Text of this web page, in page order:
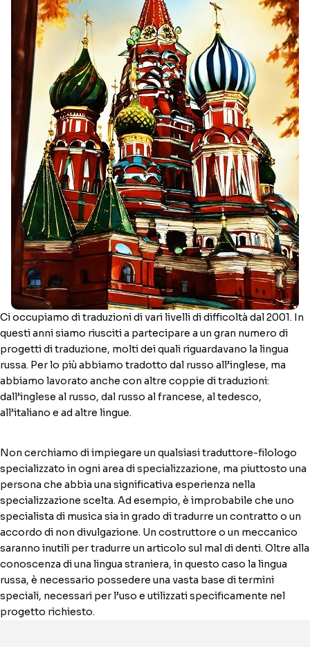
Ci occupiamo di traduzioni di vari livelli di difficoltà dal 2001. In
questi anni siamo riusciti a partecipare a un gran numero di
progetti di traduzione, molti dei quali riguardavano la lingua
russa. Per lo più abbiamo tradotto dal russo all’inglese, ma
abbiamo lavorato anche con altre coppie di traduzioni:
dall’inglese al russo, dal russo al francese, al tedesco,
all’italiano e ad altre lingue.
Non cerchiamo di impiegare un qualsiasi traduttore-filologo
specializzato in ogni area di specializzazione, ma piuttosto una
persona che abbia una significativa esperienza nella
specializzazione scelta. Ad esempio, è improbabile che uno
specialista di musica sia in grado di tradurre un contratto o un
accordo di non divulgazione. Un costruttore o un meccanico
saranno inutili per tradurre un articolo sul mal di denti. Oltre alla
conoscenza di una lingua straniera, in questo caso la lingua
russa, è necessario possedere una vasta base di termini
speciali, necessari per l’uso e utilizzati specificamente nel
progetto richiesto.